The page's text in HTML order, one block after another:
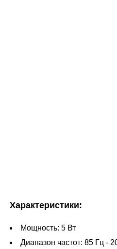
Характеристики:
Мощность: 5 Вт
Диапазон частот: 85 Гц -